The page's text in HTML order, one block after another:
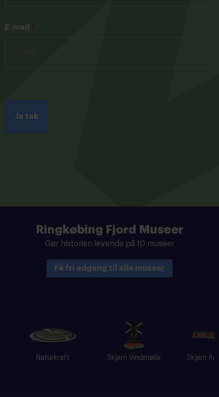
E-mail *
Ringkøbing Fjord Museer
Gør historien levende på 10 museer
Få fri adgang til alle museer
Naturkraft Skjern Vindmølle Skjern